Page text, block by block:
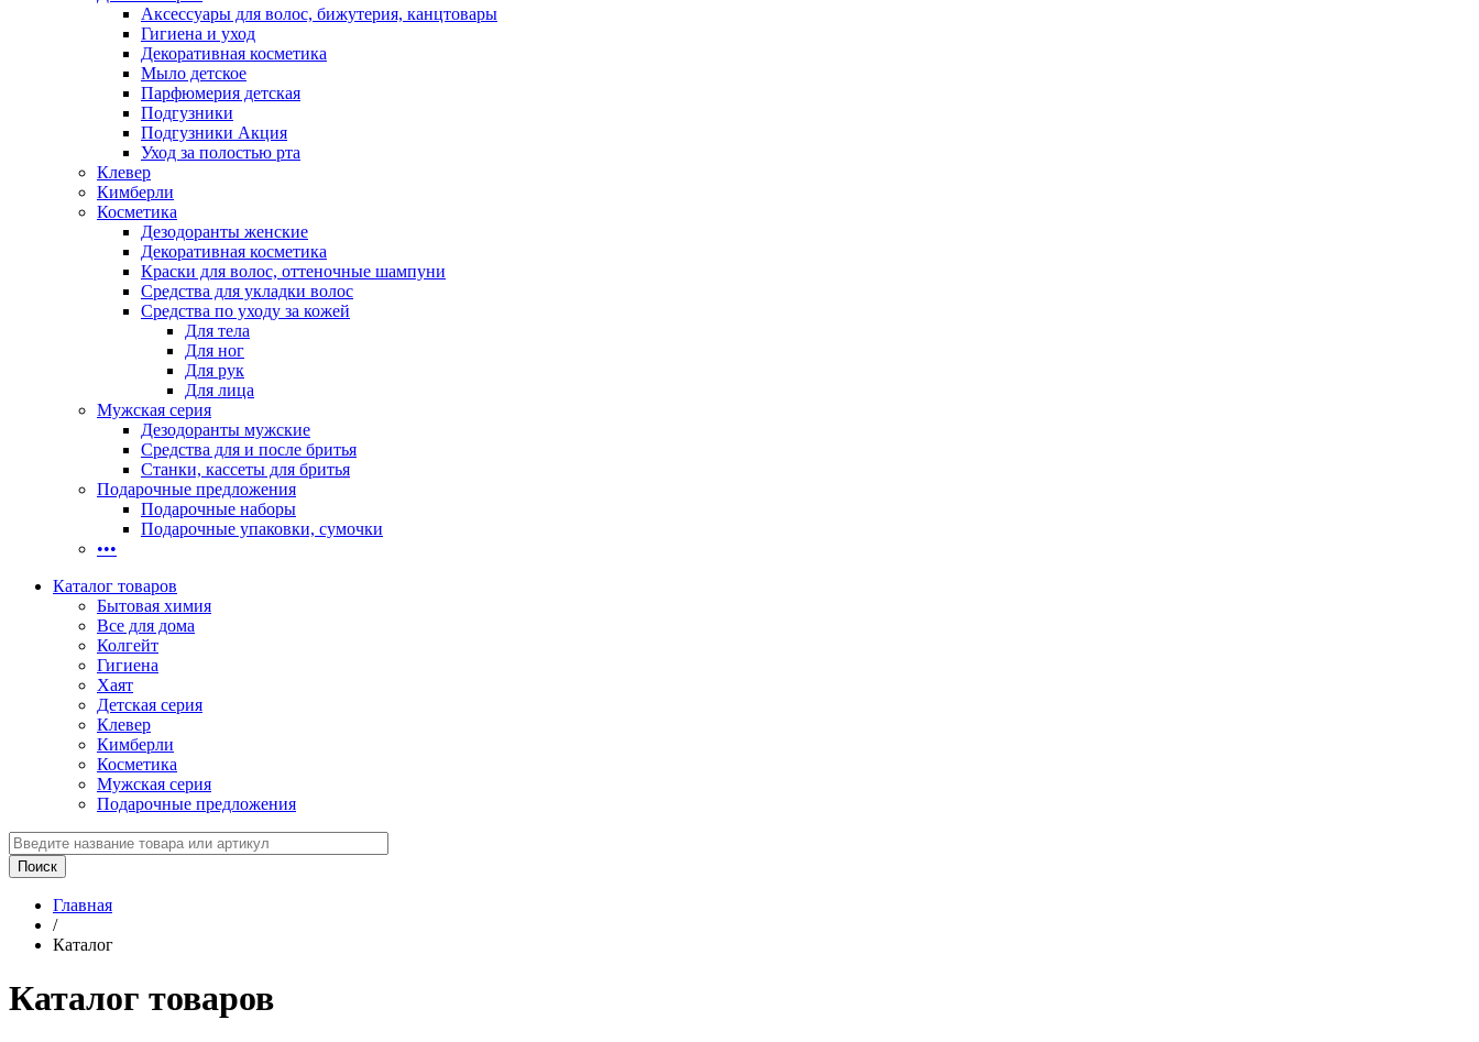
Аксессуары для волос, бижутерия, канцтовары
Гигиена и уход
Декоративная косметика
Мыло детское
Парфюмерия детская
Подгузники
Подгузники Акция
Уход за полостью рта
Клевер
Кимберли
Косметика
Дезодоранты женские
Декоративная косметика
Краски для волос, оттеночные шампуни
Средства для укладки волос
Средства по уходу за кожей
Для тела
Для ног
Для рук
Для лица
Мужская серия
Дезодоранты мужские
Средства для и после бритья
Станки, кассеты для бритья
Подарочные предложения
Подарочные наборы
Подарочные упаковки, сумочки
•••
Каталог товаров
Бытовая химия
Все для дома
Колгейт
Гигиена
Хаят
Детская серия
Клевер
Кимберли
Косметика
Мужская серия
Подарочные предложения
Главная
/
Каталог
Каталог товаров